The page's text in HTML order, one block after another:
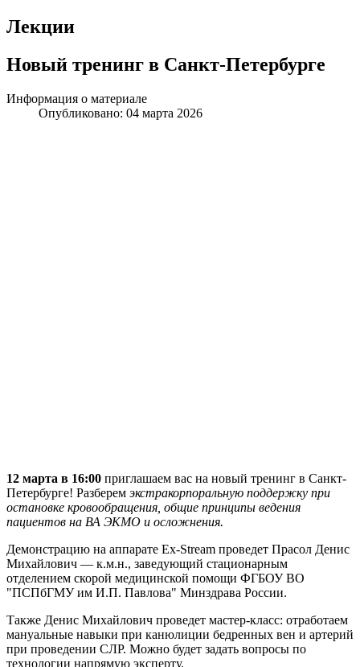
Лекции
Новый тренинг в Санкт-Петербурге
Информация о материале
Опубликовано: 04 марта 2026
12 марта в 16:00 приглашаем вас на новый тренинг в Санкт-
Петербурге! Разберем экстракорпоральную поддержку при
остановке кровообращения, общие принципы ведения
пациентов на ВА ЭКМО и осложнения.
Демонстрацию на аппарате Ex-Stream проведет Прасол Денис
Михайлович — к.м.н., заведующий стационарным
отделением скорой медицинской помощи ФГБОУ ВО
"ПСПбГМУ им И.П. Павлова" Минздрава России.
Также Денис Михайлович проведет мастер-класс: отработаем
мануальные навыки при канюлиции бедренных вен и артерий
при проведении СЛР. Можно будет задать вопросы по
технологии напрямую эксперту.